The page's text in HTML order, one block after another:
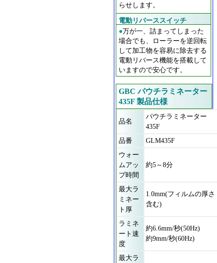
らせします。
電動リバーススイッチ
●万が一、詰まってしまった
場合でも、ローラーを逆回転
して加工物を容易に除去する
電動リバース機能を搭載して
いますので安心です。
GBC パウチラミネーター
435F 製品仕様
品名
パウチラミネーター
435F
品番
GLM435F
ウォー
ムアッ
プ時間
約5～8分
最大ラ
ミネー
ト厚
1.0mm(フィルムの厚さ
含む)
ラミネ
ート速
度
約6.6mm/秒(50Hz)
約9mm/秒(60Hz)
最大ラ